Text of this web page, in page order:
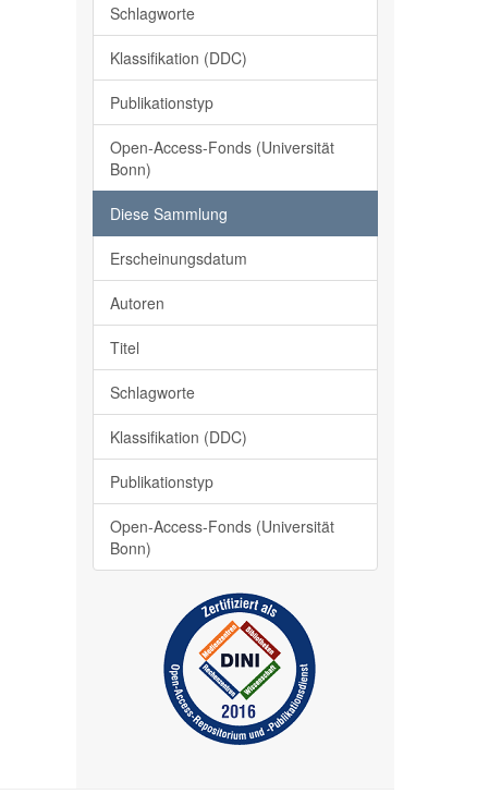
Schlagworte
Klassifikation (DDC)
Publikationstyp
Open-Access-Fonds (Universität
Bonn)
Diese Sammlung
Erscheinungsdatum
Autoren
Titel
Schlagworte
Klassifikation (DDC)
Publikationstyp
Open-Access-Fonds (Universität
Bonn)